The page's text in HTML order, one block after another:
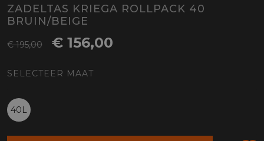
ZADELTAS KRIEGA ROLLPACK 40
BRUIN/BEIGE
€ 195,00 € 156,00
SELECTEER MAAT
40L